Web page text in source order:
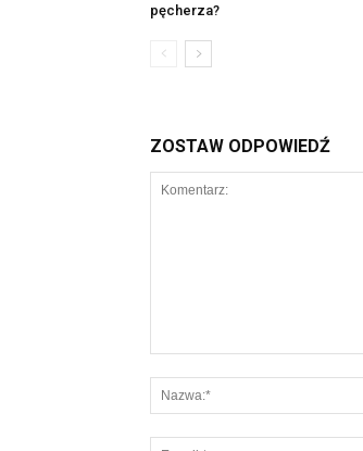
pęcherza?
ZOSTAW ODPOWIEDŹ